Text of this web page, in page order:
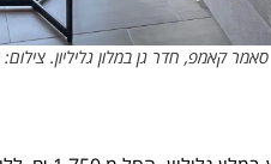
סאמר קאמפ, חדר גן במלון גליליון.